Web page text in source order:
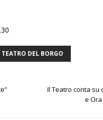
TEATRO DEL BORGO
Il Teatro conta su
e